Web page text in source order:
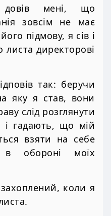
довів мені, що
зовсім не має
підмову, я сів і
листа директорові
так: беручи
яку я став, вони
слід розглянути
і гадають, що мій
взяти на себе
в обороні моїх
коли я